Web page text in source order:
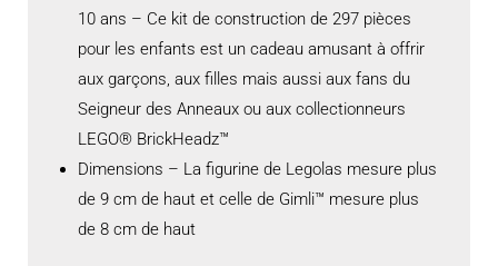
10 ans – Ce kit de construction de 297 pièces
pour les enfants est un cadeau amusant à offrir
aux garçons, aux filles mais aussi aux fans du
Seigneur des Anneaux ou aux collectionneurs
LEGO® BrickHeadz™
Dimensions – La figurine de Legolas mesure plus
de 9 cm de haut et celle de Gimli™ mesure plus
de 8 cm de haut